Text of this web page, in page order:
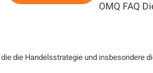
Das ist meistens
heute Reisende nicht bei
Das funktioniert einfach,
Anfragen oder
OMQ FAQ
die Handelsstrategie und insbesondere